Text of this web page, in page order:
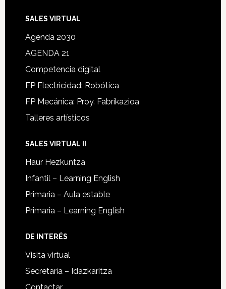
SALES VIRTUAL
Agenda 2030
AGENDA 21
Competencia digital
FP Electricidad: Robótica
FP Mecánica: Proy. Fabrikazioa
Talleres artísticos
SALES VIRTUAL II
Haur Hezkuntza
Infantil – Learning English
Primaria – Aula estable
Primaria – Learning English
DE INTERÉS
Visita virtual
Secretaría – Idazkaritza
Contactar